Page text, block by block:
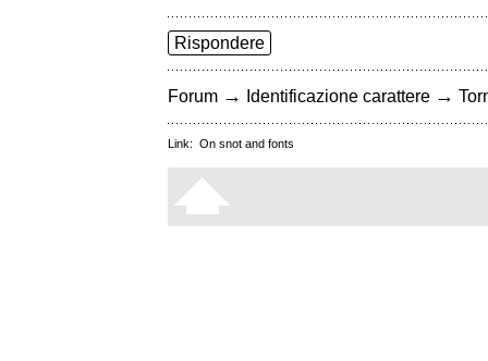
Rispondere
Forum → Identificazione carattere →
Link: On snot and fonts